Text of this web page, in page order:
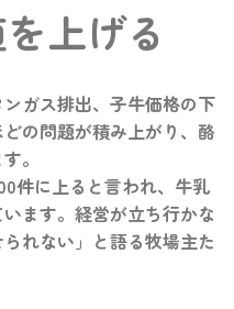
上げる
ガス排出、子牛価格の下
の問題が積み上がり、酪
。
件に上ると言われ、牛乳
ます。経営が立ち行かな
れない」と語る牧場主た